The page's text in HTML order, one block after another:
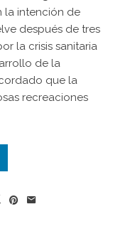
la intención de
después de tres
la crisis sanitaria
de la
que la
recreaciones